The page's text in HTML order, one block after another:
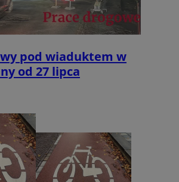
pod wiaduktem w
od 27 lipca